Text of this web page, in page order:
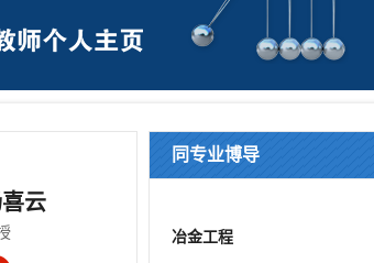
云
同专业博导
冶金工程